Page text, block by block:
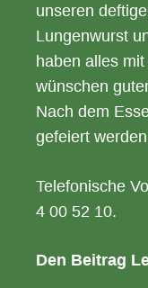
unseren
Lungenwurst
haben alles
wünschen
Nach dem
gefeiert
Telefonische
4 00 52 10.
Den Beitrag